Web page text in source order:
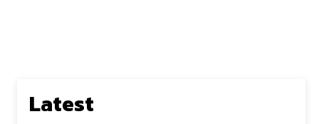
Latest